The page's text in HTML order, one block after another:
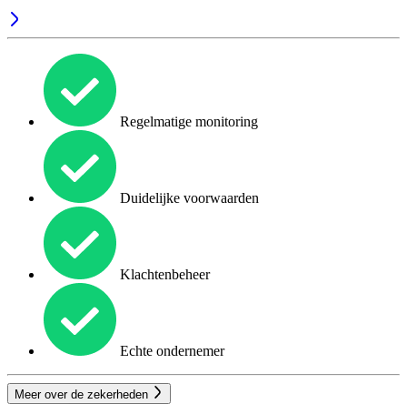
Regelmatige monitoring
Duidelijke voorwaarden
Klachtenbeheer
Echte ondernemer
Meer over de zekerheden